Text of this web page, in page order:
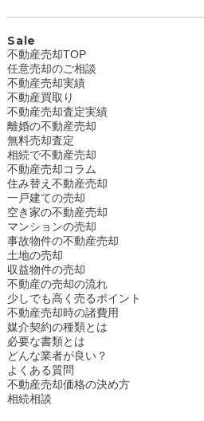
Sale
不動産売却TOP
任意売却のご相談
不動産売却実績
不動産買取り
不動産売却査定実績
離婚の不動産売却
無料売却査定
相続で不動産売却
不動産売却コラム
住み替え不動産売却
一戸建ての売却
空き家の不動産売却
マンションの売却
事故物件の不動産売却
土地の売却
収益物件の売却
不動産の売却の流れ
少しでも高く売るポイント
不動産売却時の諸費用
媒介契約の種類とは
必要な書類とは
どんな業者が良い？
よくある質問
不動産売却価格の決め方
相続相談